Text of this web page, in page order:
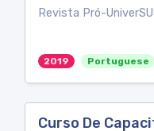
Revista Pró-
2019 Portuguese
Curso De